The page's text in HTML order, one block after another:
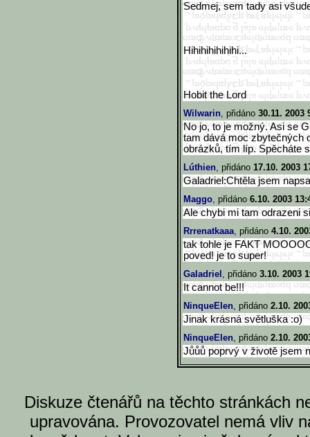
Sedmej, sem tady asi
Hihihihihihihi...
Hobit the Lord
Wilwarin, přidáno 30.11. 2003
No jo, to je možný. Asi se
tam dává moc zbytečných
obrázků, tím líp. Spěcháte
Lúthien, přidáno 17.10. 2003
Galadriel:Chtěla jsem
Maggo, přidáno 6.10. 2003
Ale chybi mi tam odrazeni
Rrrenatkaaa, přidáno 4.10.
tak tohle je FAKT
poved! je to super!
Galadriel , přidáno 3.10. 2003
It cannot be!!!
NinqueElen, přidáno 2.10.
Jinak krásná světluška :o)
NinqueElen, přidáno 2.10.
Jůůů poprvý v životě jsem
Diskuze čtenářů na těchto stránkách
upravována. Provozovatel nemá vliv